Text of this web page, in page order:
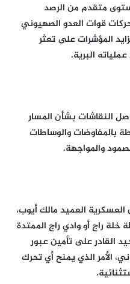
متقدم من الرصد
قوات العدو الصهيوني
المؤشرات على تعثر
البرية.
النقاشات بشأن المسار
بالمفاوضات والوساطات
والمواجهة.
العميد مالك أيوب،
راج أو وادي راج الممتدة
القادر على تأمين عبور
الأمر الذي يمنح أي تحرك